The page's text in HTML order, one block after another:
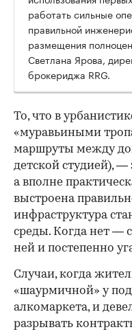
00:00
работать сильные
правильной
размещения
Светлана Ярова,
брокериджа RRG.
То, что в
«муравьиными
маршруты между
детской студией), —
а вполне
выстроена
инфраструктура
среды. Когда нет —
ней и постепенно
Случаи, когда
«шаурмичной» у
алкомаркета, и
разрывать